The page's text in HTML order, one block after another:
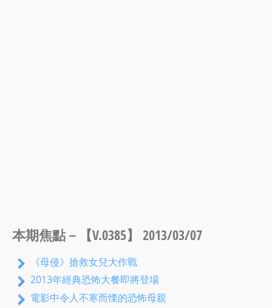
本期焦點－【V.0385】 2013/03/07
《母侵》搶救女兒大作戰
2013年經典恐怖大餐即將登場
電影中令人不寒而慄的恐怖母親